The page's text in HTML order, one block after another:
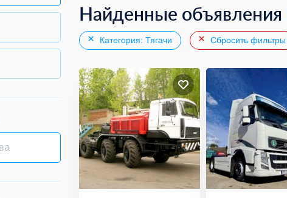
Найденные объявления
Категория: Тягачи Сбросить фильтры